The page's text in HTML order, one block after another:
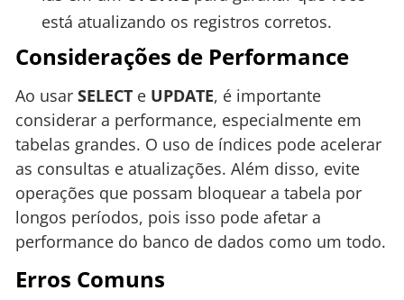
está atualizando os registros corretos.
Considerações de Performance
Ao usar SELECT e UPDATE, é importante
considerar a performance, especialmente em
tabelas grandes. O uso de índices pode acelerar
as consultas e atualizações. Além disso, evite
operações que possam bloquear a tabela por
longos períodos, pois isso pode afetar a
performance do banco de dados como um todo.
Erros Comuns